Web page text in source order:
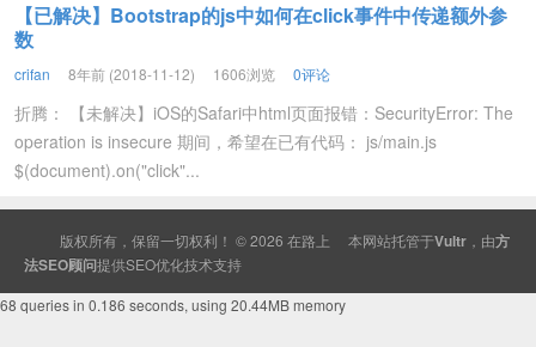
【已解决】Bootstrap的js中如何在click事件中传递额外参
数
crifan 8年前 (2018-11-12) 1606浏览 0评论
折腾： 【未解决】iOS的Safari中html页面报错：SecurityError: The
operation is insecure 期间，希望在已有代码： js/main.js
$(document).on("click"...
版权所有，保留一切权利！ © 2026 在路上 本网站托管于Vultr ，由方
法SEO顾问提供SEO优化技术支持
68 queries in 0.186 seconds, using 20.44MB memory